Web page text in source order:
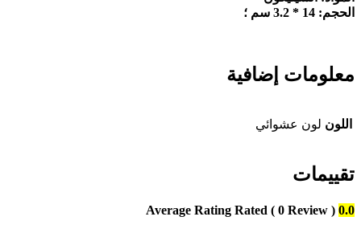
الحجم: 14 * 3.2 سم ؛
معلومات إضافية
اللون لون عشوائي
تقييمات
0.0
Average Rating Rated ( 0 Review )